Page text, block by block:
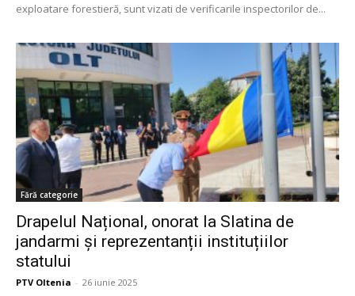
exploatare forestieră, sunt vizati de verificarile inspectorilor de...
Fără categorie
Drapelul Național, onorat la Slatina de
jandarmi și reprezentanții instituțiilor
statului
PTV Oltenia - 26 iunie 2025